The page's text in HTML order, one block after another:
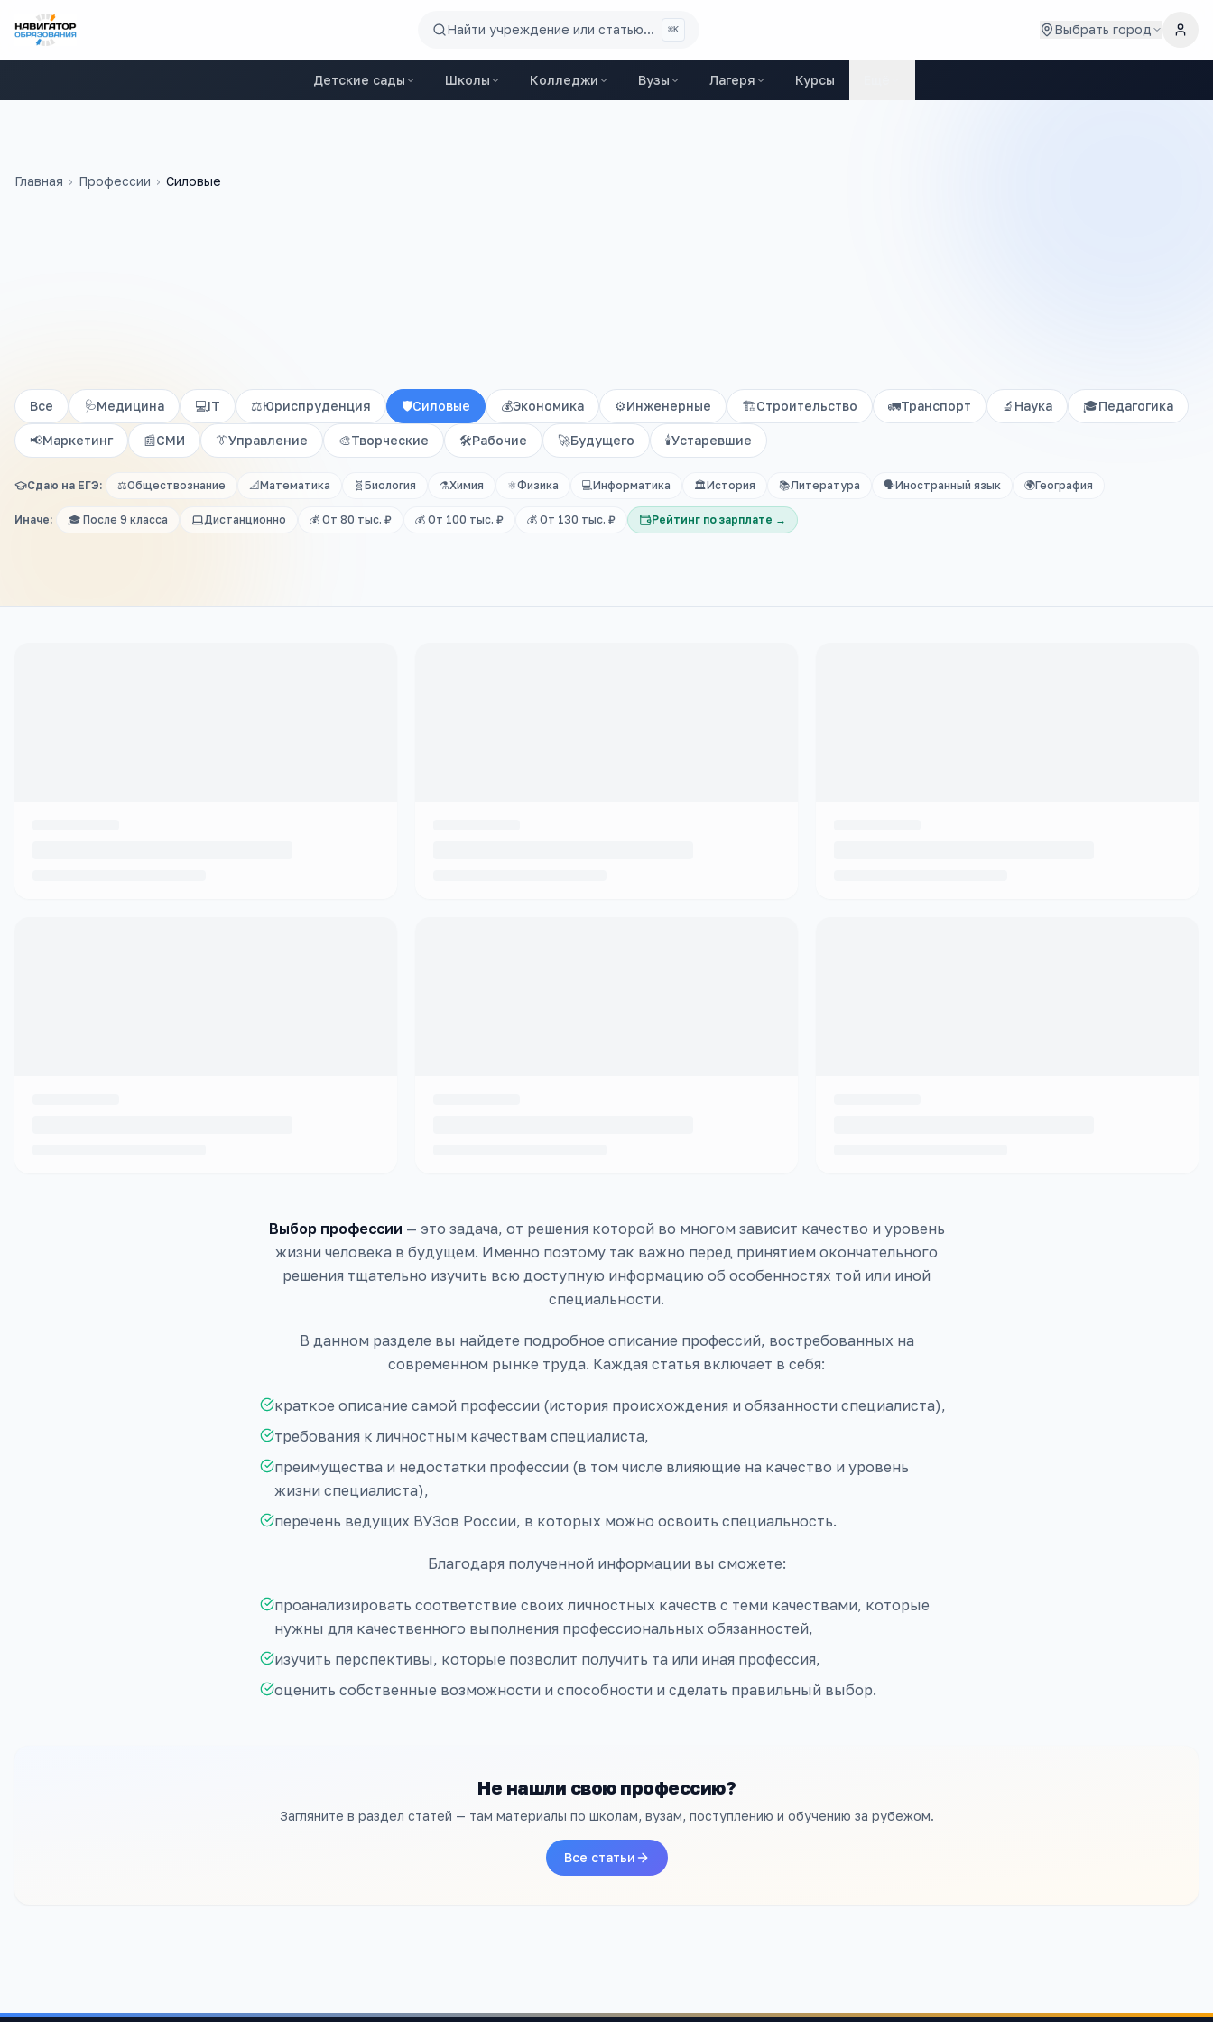
Найти учреждение или статью... ⌘K Выбрать город
Детские сады Школы Колледжи Вузы Лагеря Курсы
Главная › Профессии › Силовые
Все 🩺Медицина 💻IT ⚖️Юриспруденция 🛡️Силовые 💰Экономика ⚙️Инженерные 🏗️Строительство 🚛Транспорт 🔬 Наука 🎓Педагогика
📢Маркетинг 📰СМИ 👔Управление 🎨Творческие 🛠️Рабочие 🚀Будущего 🕯️Устаревшие
Сдаю на ЕГЭ: ⚖️Обществознание 📐Математика 🧬 Биология ⚗️Химия ⚛️Физика 💻Информатика 🏛️История 📚Литература 🗣️Иностранный язык 🌍География
Иначе: 🎓 После 9 класса Дистанционно 💰 От 80 тыс. ₽ 💰 От 100 тыс. ₽ 💰 От 130 тыс. ₽ Рейтинг по зарплате →
Выбор профессии — это задача, от решения которой во многом зависит качество и уровень
жизни человека в будущем. Именно поэтому так важно перед принятием окончательного
решения тщательно изучить всю доступную информацию об особенностях той или иной
специальности.
В данном разделе вы найдете подробное описание профессий, востребованных на
современном рынке труда. Каждая статья включает в себя:
краткое описание самой профессии (история происхождения и обязанности специалиста),
требования к личностным качествам специалиста,
преимущества и недостатки профессии (в том числе влияющие на качество и уровень
жизни специалиста),
перечень ведущих ВУЗов России, в которых можно освоить специальность.
Благодаря полученной информации вы сможете:
проанализировать соответствие своих личностных качеств с теми качествами, которые
нужны для качественного выполнения профессиональных обязанностей,
изучить перспективы, которые позволит получить та или иная профессия,
оценить собственные возможности и способности и сделать правильный выбор.
Не нашли свою профессию?
Загляните в раздел статей — там материалы по школам, вузам, поступлению и обучению за рубежом.
Все статьи